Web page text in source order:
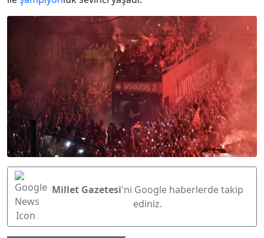
Millet Gazetesi'ni Google haberlerde takip
ediniz.